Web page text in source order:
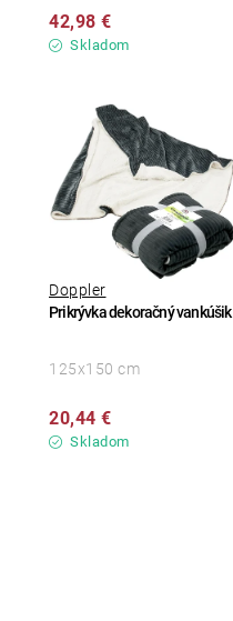
Skladom
42,98 €
Prikrývka dekoračný vankúšik
Doppler
Skladom
20,44 €
125x150 cm